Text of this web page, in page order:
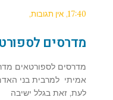
17:40 אין תגובות
מדרסים
מדרסים לספורטאים
אמיתי למרבית בני
לעת, זאת בגלל ישיבה